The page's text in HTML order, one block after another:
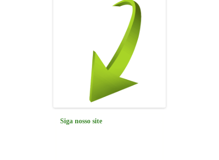
Siga nosso site